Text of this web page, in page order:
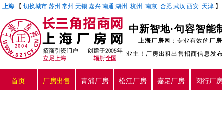
上海 【 切换城市 苏州 常州 无锡 嘉兴 南通 湖州 杭州 南京 合肥 武汉 西安 天津 】
中新智地·句容智能
上海厂房网 ：专业有效的厂
业主！厂房出租出售招商信息发
首页 厂房出售 青浦厂房 松江厂房 嘉定厂房 闵行厂